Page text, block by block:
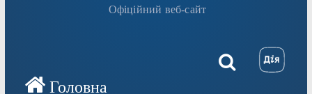
Офіційний веб-сайт